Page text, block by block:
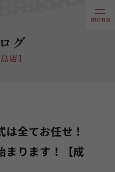
グ
店】
は全てお任せ！
まります！【成